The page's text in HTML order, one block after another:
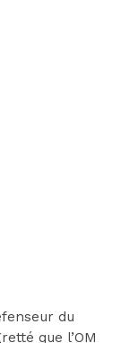
du
que l’OM